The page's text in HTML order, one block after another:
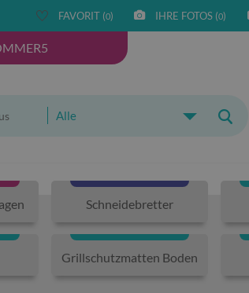
FAVORIT (0) IHRE FOTOS (0)
Alle
Schneidebretter
Grillschutzmatten Boden